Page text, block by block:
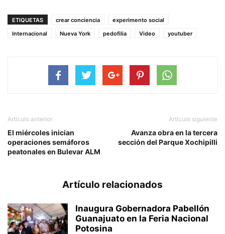
ETIQUETAS crear conciencia
experimento social
Internacional
Nueva York pedofilia Video youtuber
Artículo anterior
El miércoles inician
operaciones semáforos
peatonales en Bulevar ALM
Artículo siguiente
Avanza obra en la tercera
sección del Parque Xochipilli
Artículo relacionados
Inaugura Gobernadora Pabellón
Guanajuato en la Feria Nacional
Potosina